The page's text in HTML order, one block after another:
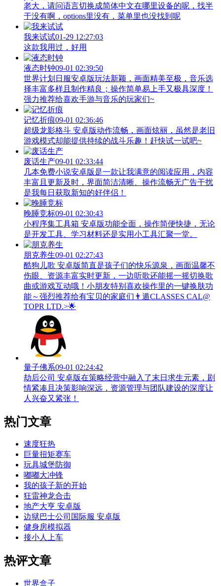
老大，请问语言切换成简体中文在哪里设备的呢，找半
于没有啊，options里没有，菜单里也没找到呢
我来试试01-29 12:27:03
这款我用过，好用
液态时钟09-01 02:39:50
世界计划日服安卓版玩法新颖，画面精美至极，音乐选
择丰富多样且制作精良；操作简单易上手又极具深度！
强力推荐给喜欢手游与音乐的玩家们~
记忆折痕09-01 02:36:46
超级龙影格斗 安卓版动作流畅，画面炫丽，虽然是老旧
游戏模式却能提供持续的战斗乐趣！赶快试一试吧~
废话生产09-01 02:33:44
几本免费小说安卓版是一款让我满意的阅读应用，内容
丰富且更新及时，界面简洁清晰、操作流畅无广告干扰
是我每日获取新知的好伴侣！
晚睡竞标09-01 02:30:43
小程序集工具箱 安卓版功能全面，操作简便快捷，无论
是开发工具、学习材料还是实用小工具汇聚一堂。
朋克养生09-01 02:27:43
酷狗儿歌 安卓版简直是孩子们的快乐源泉，画面温馨不
伤眼、资源丰富实时更新，一边听歌还能摇一摇切换歌
曲或游戏互动哦！小朋友特别喜欢操作里的一键换肤功
能～强烈推荐给有宝贝的家庭们👨‍遁️CLASSES CAL@
TOPR LTD.>🌟
量子佛系09-01 02:24:42
劫后公司 安卓版在策略经营中融入了末日求生元素，剧
情紧凑且决策影响深远，资源管理与团队建设的深度让
人兴奋又紧张！
热门文章
速度狂热
巨量扭矩赛车
玩具城堡防御
嘟嘟大冲锋
我的孩子新的开始
狂雷神龙合击
地产大亨 安卓版
边狱巴士公司国际服 安卓版
健身房模拟器
接小人上车
热评文章
世界盒子